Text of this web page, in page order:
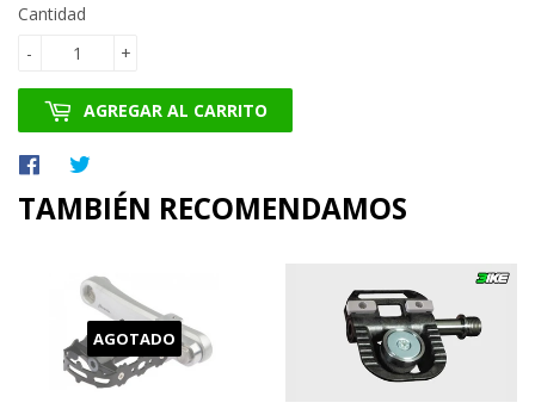
Cantidad
+
-
AGREGAR AL CARRITO
Compartir
Facebook
en
Twitter
TAMBIÉN RECOMENDAMOS
AGOTADO